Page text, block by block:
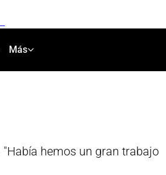
Más
hemos un gran trabajo